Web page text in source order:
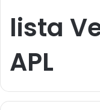
lista
APL